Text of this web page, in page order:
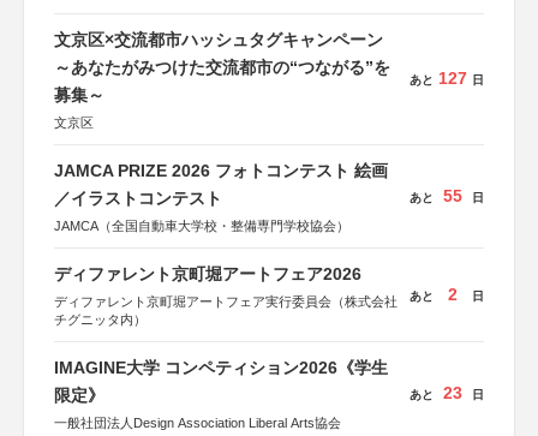
文京区×交流都市ハッシュタグキャンペーン
～あなたがみつけた交流都市の“つながる”を
募集～
文京区
あと 127 日
JAMCA PRIZE 2026 フォトコンテスト 絵画
／イラストコンテスト
JAMCA（全国自動車大学校・整備専門学校協会）
あと 55 日
ディファレント京町堀アートフェア2026
ディファレント京町堀アートフェア実行委員会（株式会社
チグニッタ内）
あと 2 日
IMAGINE大学 コンペティション2026《学生
限定》
一般社団法人Design Association Liberal Arts協会
あと 23 日